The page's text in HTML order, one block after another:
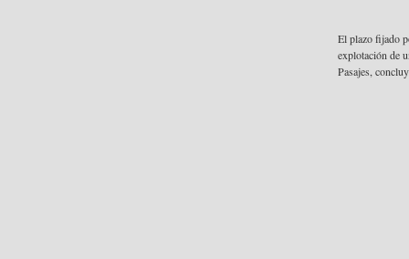
El plazo fijado
explotación de
Pasajes,